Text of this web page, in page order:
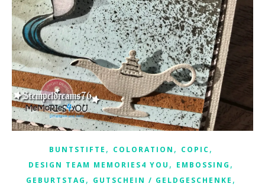
BUNTSTIFTE , COLORATION , COPIC,
DESIGN TEAM MEMORIES4 YOU , EMBOSSING ,
GEBURTSTAG , GUTSCHEIN / GELDGESCHENKE ,